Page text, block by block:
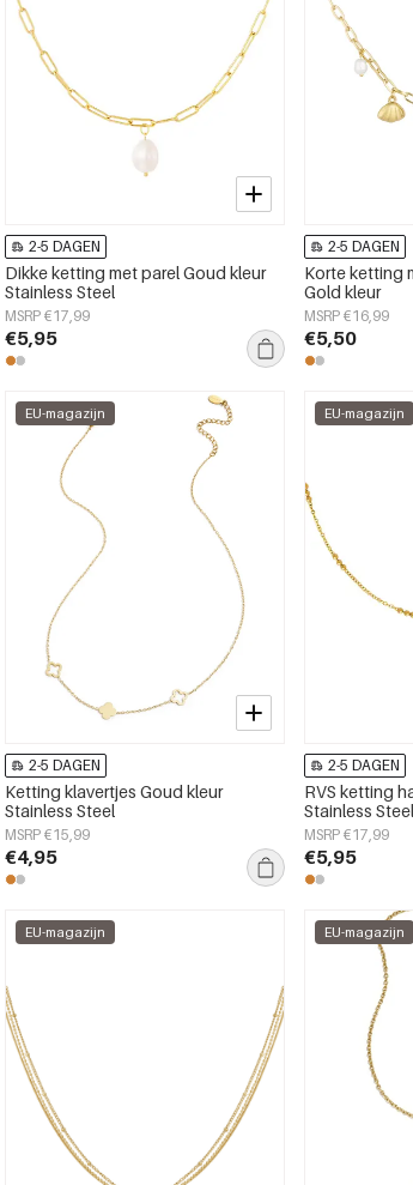
2-5 DAGEN
Dikke ketting met parel Goud kleur
Stainless Steel
MSRP €17,99
€5,95
2-5 DAGEN
Korte ketting
Gold kleur
MSRP €16,99
€5,50
EU-magazijn
2-5 DAGEN
Ketting klavertjes Goud kleur
Stainless Steel
MSRP €15,99
€4,95
EU-magazijn
2-5 DAGEN
RVS ketting
Stainless Steel
MSRP €17,99
€5,95
EU-magazijn EU-magazijn